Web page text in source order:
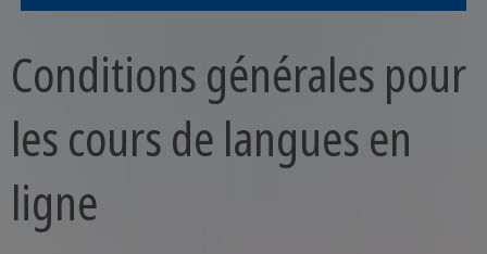
Conditions générales pour
les cours de langues en
ligne